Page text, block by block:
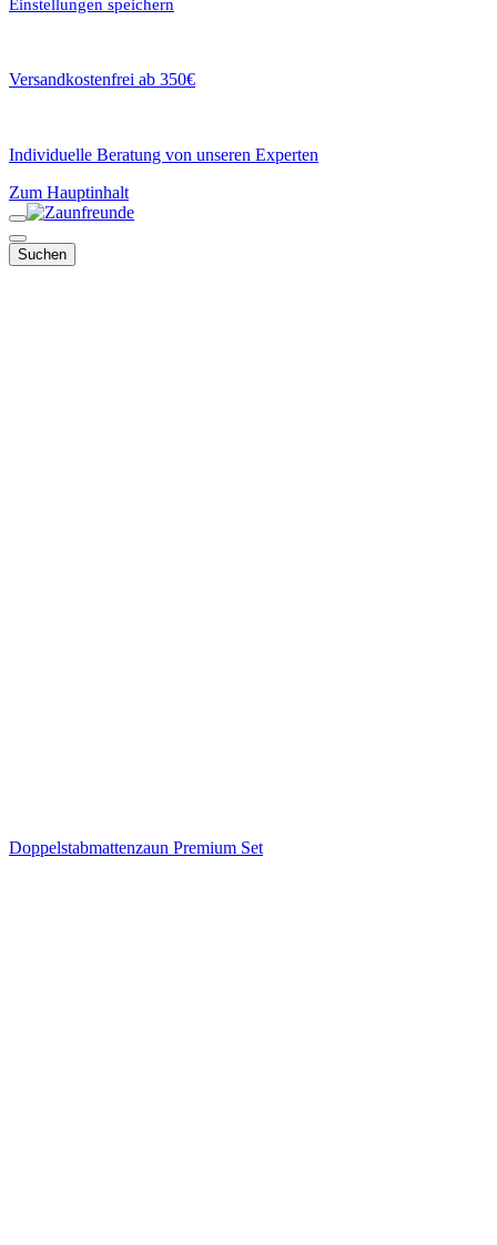
Einstellungen speichern
Versandkostenfrei ab 350€
Individuelle Beratung von unseren Experten
Zum Hauptinhalt
Suchen
Doppelstabmattenzaun Premium Set